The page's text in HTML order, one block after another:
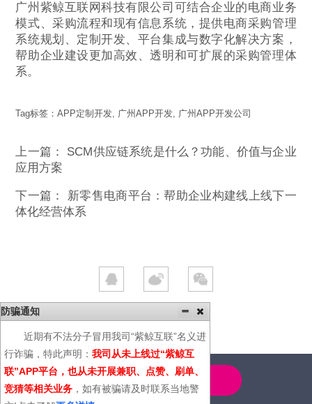
广州紫鲸互联网科技有限公司可结合企业的电商业务
模式、采购流程和现有信息系统，提供电商采购管理
系统规划、定制开发、平台集成与数字化解决方案，
帮助企业建设更加高效、透明和可扩展的采购管理体
系。
Tag标签：APP定制开发, 广州APP开发, 广州APP开发公司
上一篇： SCM供应链系统是什么？功能、价值与企业
应用方案
下一篇： 新零售电商平台：帮助企业构建线上线下一
体化经营体系
4000-600-366
防骗通知
近期有不法分子冒用我司“紫鲸互联”名义进
行诈骗，特此声明： 我司从未上线过“紫鲸互
联”APP平台，也从未开展兼职、点赞、刷单、
竞猜等相关业务 ，如有被骗请及时联系当地警